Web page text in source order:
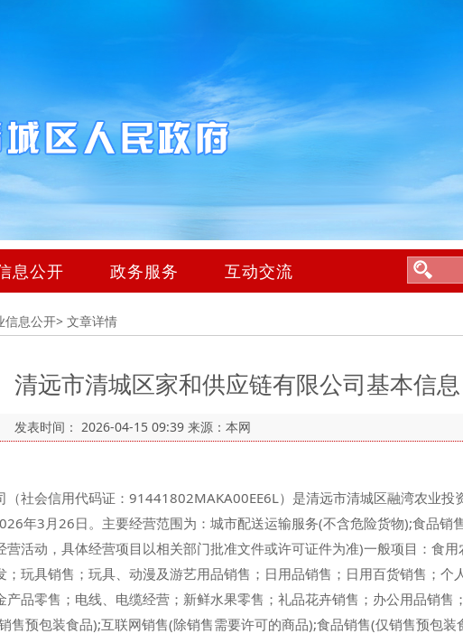
息公开 政务服务 互动交流
信息公开> 文章详情
清远市清城区家和供应链有限公司基本信息
发表时间： 2026-04-15 09:39 来源：本网
社会信用代码证：91441802MAKA00EE6L）是清远市清城区融湾农业投
年3月26日。主要经营范围为：城市配送运输服务(不含危险货物);食品销
活动，具体经营项目以相关部门批准文件或许可证件为准)一般项目：食用
玩具销售；玩具、动漫及游艺用品销售；日用品销售；日用百货销售；个
品零售；电线、电缆经营；新鲜水果零售；礼品花卉销售；办公用品销售
售预包装食品);互联网销售(除销售需要许可的商品);食品销售(仅销售预包